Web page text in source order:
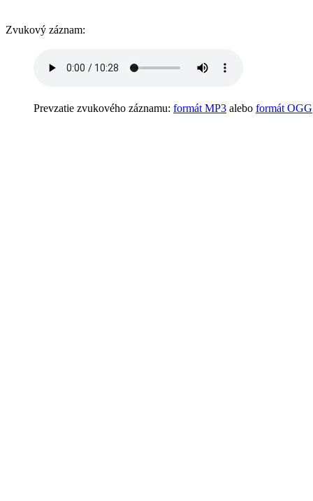
Zvukový záznam:
Prevzatie zvukového záznamu: formát MP3 alebo formát OGG